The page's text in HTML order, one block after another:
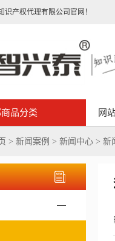
产权代理有限公司官网！
品分类 网
> 新闻案例 > 新闻中心 > 新